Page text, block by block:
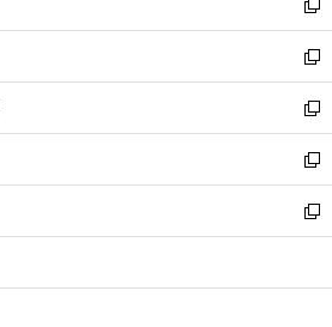
で
開
く
ド
ウ
で
開
く
ィ
ン
ド
ウ
で
開
く
新
し
い
ウ
ィ
ン
ド
ウ
で
開
新
し
い
ウ
ィ
ン
ド
ウ
開
新
し
い
ウ
ィ
ン
ウ
新
し
い
ウ
ン
新
し
ウ